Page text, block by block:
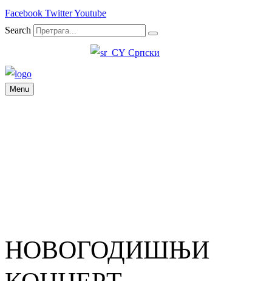
Facebook TwitterYoutube
Search
Српски
Menu
НОВОГОДИШЊИ